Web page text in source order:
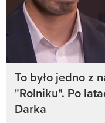
To było jedno z
"Rolniku". Po
Darka